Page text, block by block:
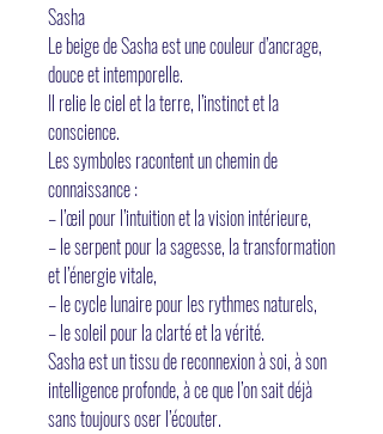
Sasha
Le beige de Sasha est une couleur d’ancrage,
douce et intemporelle.
Il relie le ciel et la terre, l’instinct et la
conscience.
Les symboles racontent un chemin de
connaissance :
– l’œil pour l’intuition et la vision intérieure,
– le serpent pour la sagesse, la transformation
et l’énergie vitale,
– le cycle lunaire pour les rythmes naturels,
– le soleil pour la clarté et la vérité.
Sasha est un tissu de reconnexion à soi, à son
intelligence profonde, à ce que l’on sait déjà
sans toujours oser l’écouter.